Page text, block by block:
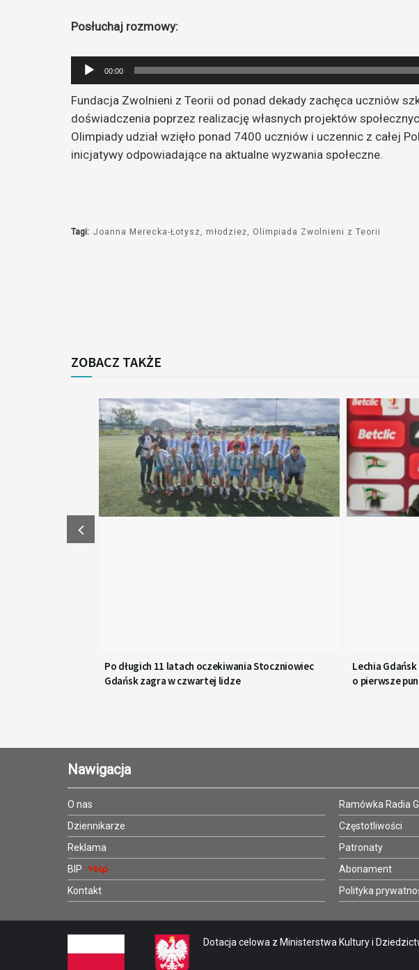
Posłuchaj rozmowy:
Odtwarzacz
plików
dźwiękowych
00:00
Fundacja Zwolnieni z Teorii od ponad dekady zachęca uczniów
doświadczenia poprzez realizację własnych projektów
Olimpiady udział wzięło ponad 7400 uczniów i uczennic z całej
inicjatywy odpowiadające na aktualne wyzwania społeczne.
Tagi: Joanna Merecka-Łotysz młodzież Olimpiada Zwolnieni z Teorii
ZOBACZ TAKŻE
Po długich 11 latach oczekiwania Stoczniowiec
Gdańsk zagra w czwartej lidze
Lechia
o pierwsze
Nawigacja
O nas
Dziennikarze
Reklama
BIP
Kontakt
Ramówka Radia
Częstotliwości
Patronaty
Abonament
Polityka
Dotacja celowa z Ministerstwa Kultury i